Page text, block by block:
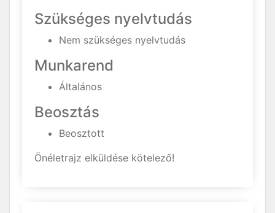
Szükséges nyelvtudás
Nem szükséges nyelvtudás
Munkarend
Általános
Beosztás
Beosztott
Önéletrajz elküldése kötelező!